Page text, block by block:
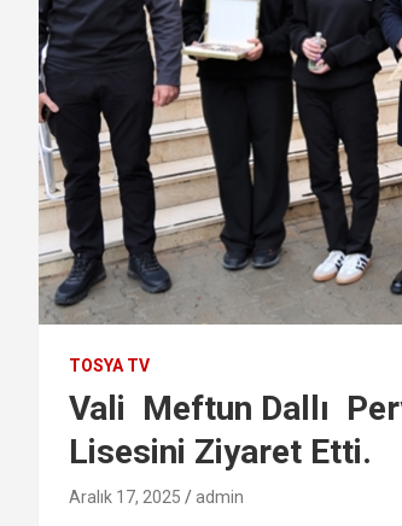
TOSYA TV
Vali Meftun Dallı
Lisesini Ziyaret Etti.
Aralık 17, 2025 admin